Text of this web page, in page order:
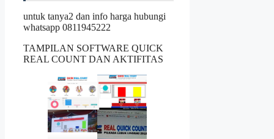
untuk tanya2 dan info harga hubungi
whatsapp 0811945222
TAMPILAN SOFTWARE QUICK
REAL COUNT DAN AKTIFITAS